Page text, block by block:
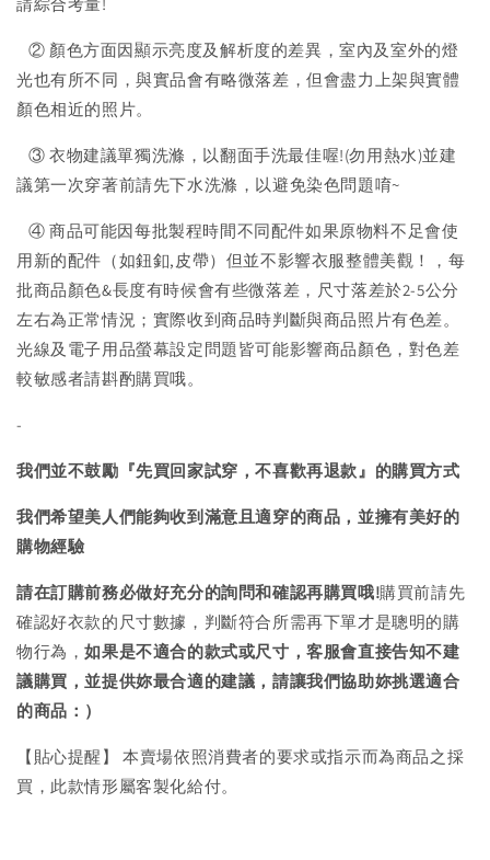
② 顏色方面因顯示亮度及解析度的差異，室內及室外的燈
光也有所不同，與實品會有略微落差，但會盡力上架與實體
顏色相近的照片。
③ 衣物建議單獨洗滌，以翻面手洗最佳喔!(勿用熱水)並建
議第一次穿著前請先下水洗滌，以避免染色問題唷~
④ 商品可能因每批製程時間不同配件如果原物料不足會使
用新的配件（如鈕釦,皮帶）但並不影響衣服整體美觀！，每
批商品顏色&長度有時候會有些微落差，尺寸落差於2-5公分
左右為正常情況；實際收到商品時判斷與商品照片有色差。
光線及電子用品螢幕設定問題皆可能影響商品顏色，對色差
較敏感者請斟酌購買哦。
-
我們並不鼓勵『先買回家試穿，不喜歡再退款』的購買方式
我們希望美人們能夠收到滿意且適穿的商品，並擁有美好的
購物經驗
請在訂購前務必做好充分的詢問和確認再購買哦!購買前請先
確認好衣款的尺寸數據，判斷符合所需再下單才是聰明的購
物行為，如果是不適合的款式或尺寸，客服會直接告知不建
議購買，並提供妳最合適的建議，請讓我們協助妳挑選適合
的商品：）
【貼心提醒】 本賣場依照消費者的要求或指示而為商品之採
買，此款情形屬客製化給付。